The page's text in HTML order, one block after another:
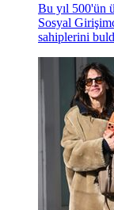
Bu yıl 500'ün
Sosyal
sahiplerini